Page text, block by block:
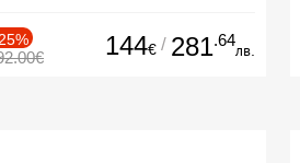
144€ / 281.64
лв.